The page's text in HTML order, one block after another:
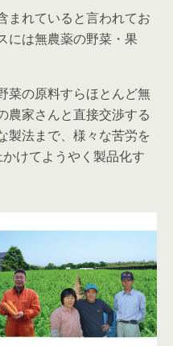
まれていると言われてお
には無農薬の野菜・果
菜の原料すらほとんど無
農家さんと直接交渉する
製法まで、様々な苦労を
けてようやく製品化す